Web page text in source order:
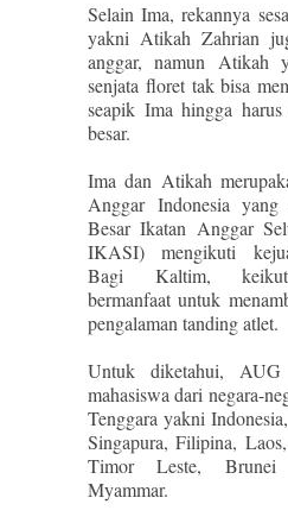
Selain Ima, rekannya
yakni Atikah Zahrian
anggar, namun Atikah
senjata floret tak bisa
seapik Ima hingga
besar.
Ima dan Atikah
Anggar Indonesia yang
Besar Ikatan Anggar
IKASI) mengikuti
Bagi Kaltim,
bermanfaat untuk
pengalaman tan­ding atlet.
Untuk diketahui,
mahasiswa dari negara-
Tenggara yakni
Singapura, Filipina,
Timor Leste, Brunei
Myammar.